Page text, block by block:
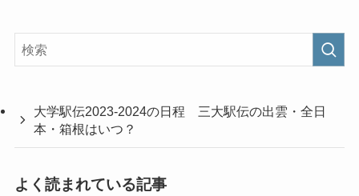
大学駅伝2023-2024の日程 三大駅伝の出雲・全日
本・箱根はいつ？
よく読まれている記事